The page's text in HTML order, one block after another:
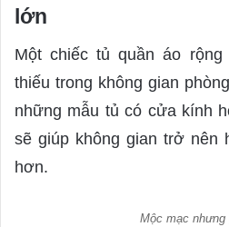
lớn
Một chiếc tủ quần áo
thiếu trong không gian
những mẫu tủ có cửa kính
sẽ giúp không gian trở nên
hơn.
Mộc mạc nhưng